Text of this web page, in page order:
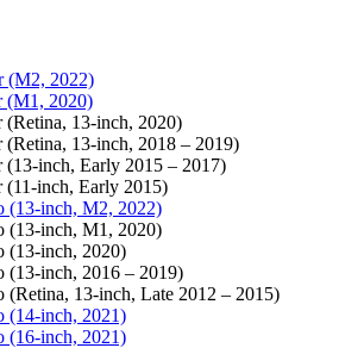
(M2, 2022)
(M1, 2020)
13‑inch, 2020)
13-inch, 2018 – 2019)
inch, Early 2015 – 2017)
inch, Early 2015)
(13-inch, M2, 2022)
(13-inch, M1, 2020)
(13-inch, 2020)
(13-inch, 2016 – 2019)
(Retina, 13-inch, Late 2012 – 2015)
(14-inch, 2021)
(16-inch, 2021)